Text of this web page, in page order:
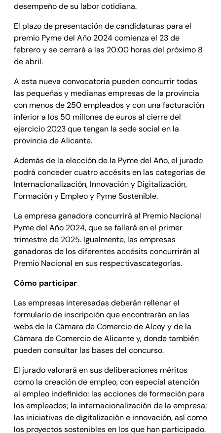
desempeño de su labor cotidiana.
El plazo de presentación de candidaturas para el
premio Pyme del Año 2024 comienza el 23 de
febrero y se cerrará a las 20:00 horas del próximo 8
de abril.
A esta nueva convocatoria pueden concurrir todas
las pequeñas y medianas empresas de la provincia
con menos de 250 empleados y con una facturación
inferior a los 50 millones de euros al cierre del
ejercicio 2023 que tengan la sede social en la
provincia de Alicante.
Además de la elección de la Pyme del Año, el jurado
podrá conceder cuatro accésits en las categorías de
Internacionalización, Innovación y Digitalización,
Formación y Empleo y Pyme Sostenible.
La empresa ganadora concurrirá al Premio Nacional
Pyme del Año 2024, que se fallará en el primer
trimestre de 2025. Igualmente, las empresas
ganadoras de los diferentes accésits concurrirán al
Premio Nacional en sus respectivascategorías.
Cómo participar
Las empresas interesadas deberán rellenar el
formulario de inscripción que encontrarán en las
webs de la Cámara de Comercio de Alcoy y de la
Cámara de Comercio de Alicante y, donde también
pueden consultar las bases del concurso.
El jurado valorará en sus deliberaciones méritos
como la creación de empleo, con especial atención
al empleo indefinido; las acciones de formación para
los empleados; la internacionalización de la empresa;
las iniciativas de digitalización e innovación, así como
los proyectos sostenibles en los que han participado.